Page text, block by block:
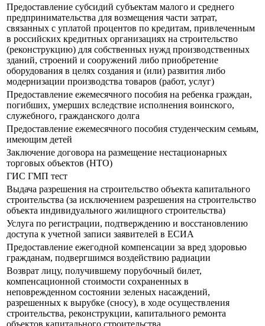
Предоставление субсидий субъектам малого и среднего
предпринимательства для возмещения части затрат,
связанных с уплатой процентов по кредитам, привлеченным
в российских кредитных организациях на строительство
(реконструкцию) для собственных нужд производственных
зданий, строений и сооружений либо приобретение
оборудования в целях создания и (или) развития либо
модернизации производства товаров (работ, услуг)
Предоставление ежемесячного пособия на ребенка граждан,
погибших, умерших вследствие исполнения воинского,
служебного, гражданского долга
Предоставление ежемесячного пособия студенческим семьям,
имеющим детей
Заключение договора на размещение нестационарных
торговых объектов (НТО)
ГИС ГМП тест
Выдача разрешения на строительство объекта капитального
строительства (за исключением разрешения на строительство
объекта индивидуального жилищного строительства)
Услуга по регистрации, подтверждению и восстановлению
доступа к учетной записи заявителей в ЕСИА
Предоставление ежегодной компенсации за вред здоровью
гражданам, подвергшимся воздействию радиации
Возврат лицу, получившему порубочный билет,
компенсационной стоимости сохраненных в
неповрежденном состоянии зеленых насаждений,
разрешенных к вырубке (сносу), в ходе осуществления
строительства, реконструкции, капитального ремонта
объектов капитального строительства